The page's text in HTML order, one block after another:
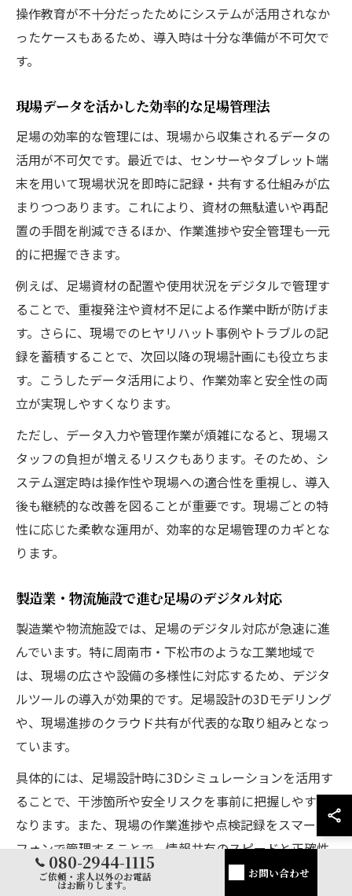
操作教育が不十分だったためにシステムが活用されなか
ったケースもあるため、導入時は十分な準備が不可欠で
す。
現場データを活かした効率的な足場管理法
足場の効率的な管理には、現場から収集されるデータの
活用が不可欠です。最近では、センサーやタブレット端
末を用いて現場状況を即時に記録・共有する仕組みが広
まりつつあります。これにより、資材の無駄遣いや再配
置の手間を削減できるほか、作業進捗や安全管理も一元
的に把握できます。
例えば、足場資材の配置や使用状況をデジタルで管理す
ることで、重複発注や資材不足による作業中断が防げま
す。さらに、現場でのヒヤリハット事例やトラブルの記
録を蓄積することで、次回以降の現場計画にも役立ちま
す。こうしたデータ活用により、作業効率と安全性の両
立が実現しやすくなります。
ただし、データ入力や管理作業が煩雑になると、現場ス
タッフの負担が増えるリスクもあります。そのため、シ
ステム選定時は操作性や現場への適合性を重視し、導入
後も継続的な改善を図ることが重要です。現場ごとの特
性に応じた柔軟な運用が、効率的な足場管理のカギとな
ります。
製造業・物流施設で進む足場のデジタル対応
製造業や物流施設では、足場のデジタル対応が急速に進
んでいます。特に周南市・下松市のような工業地域で
は、現場の広さや設備の多様性に対応するため、デジタ
ルツールの導入が効果的です。足場設計の3Dモデリング
や、現場進捗のクラウド共有が代表的な取り組みとなっ
ています。
具体的には、足場設計時に3Dシミュレーションを活用す
ることで、干渉箇所や安全リスクを事前に把握しやすく
なります。また、現場の作業進捗や点検記録をスマート
フォンで管理することで、情報共有のスピードと正確性
が向上します。これにより、現場ごとの最適な対応策を
080-2944-1115
ご依頼・求人以外のお電話
はお断りします。
お問い合わせ